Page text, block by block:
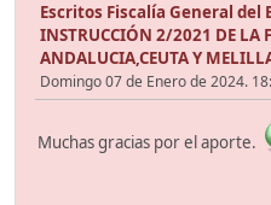
Escritos Fiscalía General del
INSTRUCCIÓN 2/2021 DE LA
ANDALUCIA,CEUTA Y
Domingo 07 de Enero de 2024.
Muchas gracias por el aporte.